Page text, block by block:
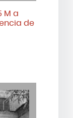
M a
de